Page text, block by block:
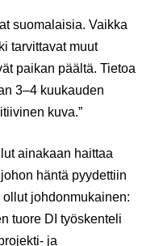
suomalaisia. Vaikka
tarvittavat muut
paikan päältä. Tietoa
3–4 kuukauden
kuva.”
ainakaan haittaa
häntä pyydettiin
johdonmukainen:
tuore DI työskenteli
ja